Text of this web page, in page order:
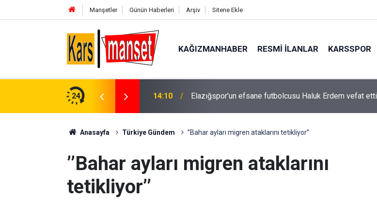
Manşetler Günün Haberleri Arşiv Sitene Ekle
KAĞIZMANHABER RESMI İLANLAR KARSSPOR
24 14:10 Elazığspor’un efsane futbolcusu Haluk Erdem vefat etti
Anasayfa Türkiye Gündem ’’Bahar ayları migren ataklarını tetikliyor’’
’’Bahar ayları migren ataklarını
tetikliyor’’